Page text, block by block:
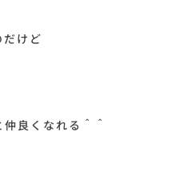
けど
良くなれる＾＾